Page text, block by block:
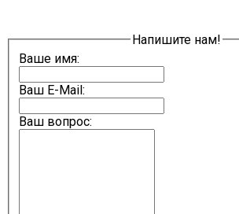
Напишите нам!
Ваше имя:
Ваш E-Mail:
Ваш вопрос: